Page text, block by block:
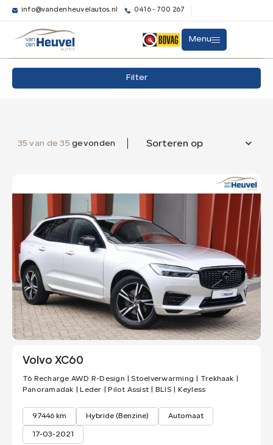
info@vandenheuvelautos.nl 0416 - 700 267
Menu
Aanbod
Verkocht
Contact
Maak een afspraak
Filter
Merk
Brandstof
Elektrisch 2 Hybride (Benzine) 31 Benzine
Kleur
Kleur
35 van de 35 gevonden Sorteren op
Volvo XC60
T6 Recharge AWD R-Design | Stoelverwarming | Trekhaak |
Panoramadak | Leder | Pilot Assist | BLIS | Keyless
97446 km Hybride (Benzine) Automaat
17-03-2021